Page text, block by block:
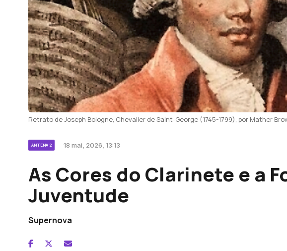
Retrato de Joseph Bologne, Chevalier de Saint-George (1745-1799), por Mather
ANTENA 2 18 mai, 2026, 13:13
As Cores do Clarinete e a
Juventude
Supernova